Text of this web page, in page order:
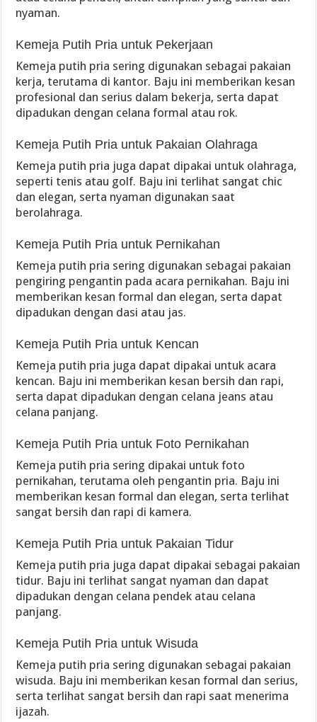
nyaman.
Kemeja Putih Pria untuk Pekerjaan
Kemeja putih pria sering digunakan sebagai pakaian
kerja, terutama di kantor. Baju ini memberikan kesan
profesional dan serius dalam bekerja, serta dapat
dipadukan dengan celana formal atau rok.
Kemeja Putih Pria untuk Pakaian Olahraga
Kemeja putih pria juga dapat dipakai untuk olahraga,
seperti tenis atau golf. Baju ini terlihat sangat chic
dan elegan, serta nyaman digunakan saat
berolahraga.
Kemeja Putih Pria untuk Pernikahan
Kemeja putih pria sering digunakan sebagai pakaian
pengiring pengantin pada acara pernikahan. Baju ini
memberikan kesan formal dan elegan, serta dapat
dipadukan dengan dasi atau jas.
Kemeja Putih Pria untuk Kencan
Kemeja putih pria juga dapat dipakai untuk acara
kencan. Baju ini memberikan kesan bersih dan rapi,
serta dapat dipadukan dengan celana jeans atau
celana panjang.
Kemeja Putih Pria untuk Foto Pernikahan
Kemeja putih pria sering dipakai untuk foto
pernikahan, terutama oleh pengantin pria. Baju ini
memberikan kesan formal dan elegan, serta terlihat
sangat bersih dan rapi di kamera.
Kemeja Putih Pria untuk Pakaian Tidur
Kemeja putih pria juga dapat dipakai sebagai pakaian
tidur. Baju ini terlihat sangat nyaman dan dapat
dipadukan dengan celana pendek atau celana
panjang.
Kemeja Putih Pria untuk Wisuda
Kemeja putih pria sering digunakan sebagai pakaian
wisuda. Baju ini memberikan kesan formal dan serius,
serta terlihat sangat bersih dan rapi saat menerima
ijazah.